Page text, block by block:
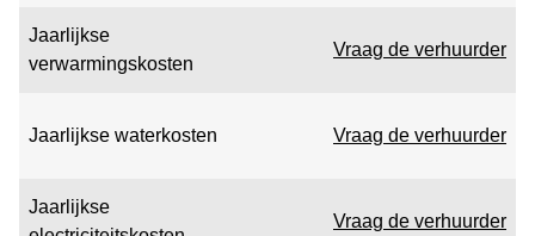
Jaarlijkse
verwarmingskosten
Vraag de verhuurder
Jaarlijkse waterkosten Vraag de verhuurder
Jaarlijkse
Vraag de verhuurder